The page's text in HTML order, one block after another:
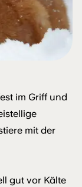
im Griff und
mit der
gut vor Kälte